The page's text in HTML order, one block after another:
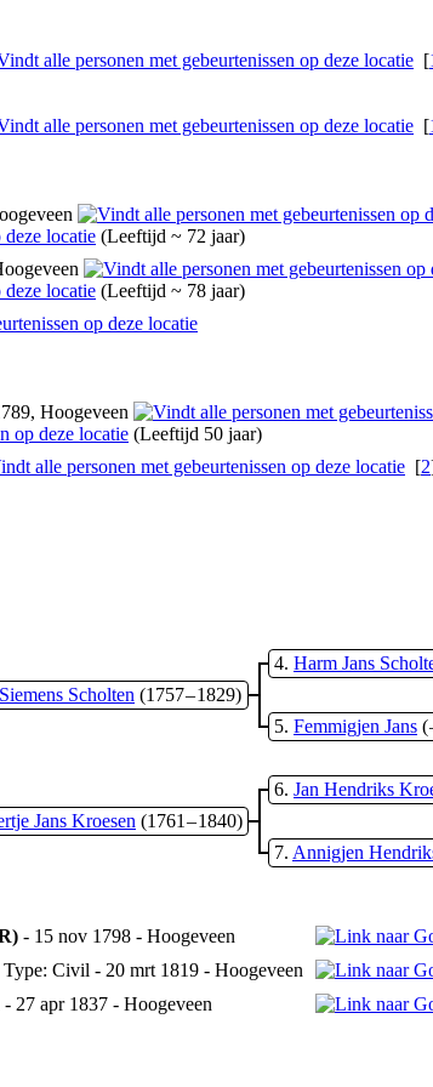
[
[
(Leeftijd ~ 72 jaar)
(Leeftijd ~ 78 jaar)
Hoogeveen
(Leeftijd 50 jaar)
[2
Scholten (1757 – 1829)
4 Harm Jans
5 Femmigjen Jans (
Jans Kroesen (1761 – 1840)
6 Jan Hendriks
7 Annigjen
- 15 nov 1798 - Hoogeveen
Type: Civil - 20 mrt 1819 - Hoogeveen
- 27 apr 1837 - Hoogeveen